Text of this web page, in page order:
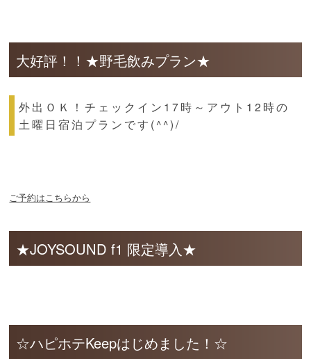
大好評！！★野毛飲みプラン★
外出ＯＫ！チェックイン17時～アウト12時の
土曜日宿泊プランです(^^)/
ご予約はこちらから
★JOYSOUND f1 限定導入★
☆ハピホテKeepはじめました！☆